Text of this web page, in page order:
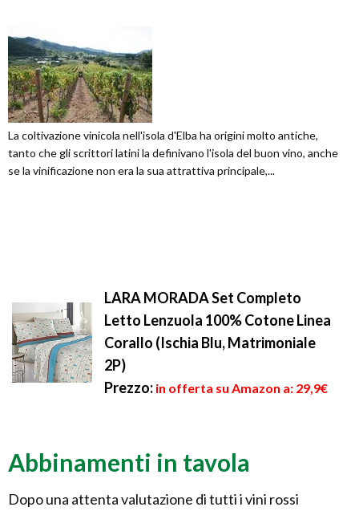
La coltivazione vinicola nell'isola d'Elba ha origini molto antiche,
tanto che gli scrittori latini la definivano l'isola del buon vino, anche
se la vinificazione non era la sua attrattiva principale,...
LARA MORADA Set Completo
Letto Lenzuola 100% Cotone Linea
Corallo (Ischia Blu, Matrimoniale
2P)
Prezzo: in offerta su Amazon a: 29,9€
Abbinamenti in tavola
Dopo una attenta valutazione di tutti i vini rossi